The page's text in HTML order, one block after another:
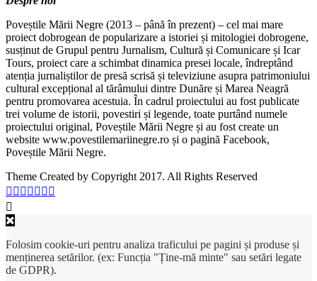
Poveștile Mării Negre (2013 – până în prezent) – cel mai mare
proiect dobrogean de popularizare a istoriei și mitologiei dobrogene,
susținut de Grupul pentru Jurnalism, Cultură și Comunicare și Icar
Tours, proiect care a schimbat dinamica presei locale, îndreptând
atenția jurnaliștilor de presă scrisă și televiziune asupra patrimoniului
cultural excepțional al tărâmului dintre Dunăre și Marea Neagră
pentru promovarea acestuia. În cadrul proiectului au fost publicate
trei volume de istorii, povestiri și legende, toate purtând numele
proiectului original, Poveștile Mării Negre și au fost create un
website www.povestilemariinegre.ro și o pagină Facebook,
Poveștile Mării Negre.
Theme Created by Copyright 2017. All Rights Reserved
Folosim cookie-uri pentru analiza traficului pe pagini și produse și
menținerea setărilor. (ex: Funcția "Ține-mă minte" sau setări legate
de GDPR).